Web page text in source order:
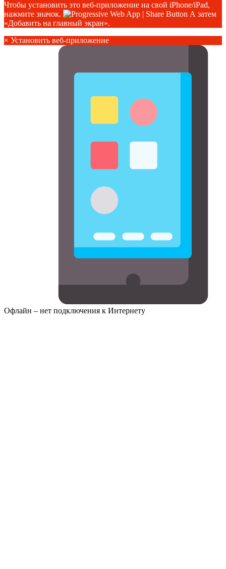
Чтобы установить это веб-приложение на свой iPhone/iPad,
нажмите значок.
А затем
«Добавить на главный экран».
× Установить веб-приложение
Офлайн – нет подключения к Интернету